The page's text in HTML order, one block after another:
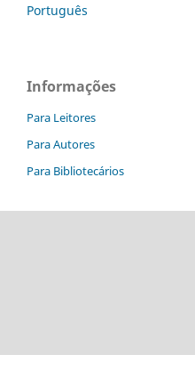
Português
Informações
Para Leitores
Para Autores
Para Bibliotecários